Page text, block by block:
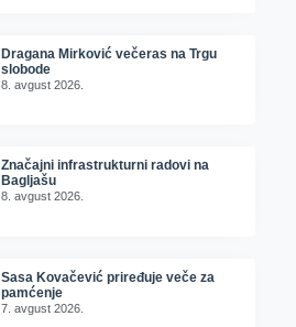
Dragana Mirković večeras na Trgu
slobode
8. avgust 2026.
Značajni infrastrukturni radovi na
Bagljašu
8. avgust 2026.
Sasa Kovačević priređuje veče za
pamćenje
7. avgust 2026.